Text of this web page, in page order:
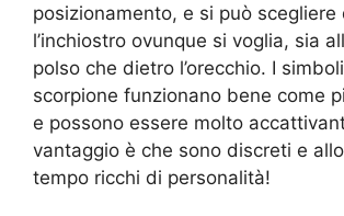
posizionamento, e si può scegliere
l’inchiostro ovunque si voglia, sia
polso che dietro l’orecchio. I
scorpione funzionano bene come
e possono essere molto
vantaggio è che sono discreti e
tempo ricchi di personalità!